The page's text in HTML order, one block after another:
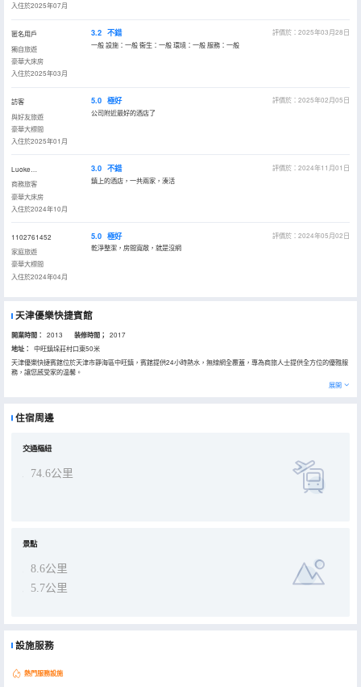
入住於2025年07月
匿名用戶
獨自旅遊
豪華大床房
入住於2025年03月
3.2 不錯
評價於：2025年03月28日
一般 設施：一般 衞生：一般 環境：一般 服務：一般
訪客
與好友旅遊
豪華大標間
入住於2025年01月
5.0 極好
評價於：2025年02月05日
公司附近最好的酒店了
Luoke…
商務旅客
豪華大床房
入住於2024年10月
3.0 不錯
評價於：2024年11月01日
鎮上的酒店，一共兩家，湊活
1102761452
家庭旅遊
豪華大標間
入住於2024年04月
5.0 極好
評價於：2024年05月02日
乾淨整潔，房間寬敞，就是沒網
天津優樂快捷賓館
開業時間： 2013 装修時間； 2017
地址：
中旺鎮垛莊村口東50米
天津優樂快捷賓館位於天津市靜海區中旺鎮，賓館提供24小時熱水，無線網全覆蓋，專為商旅人士提供全方位的優雅服
務，讓您感受家的温馨。
展開
住宿周邊
交通樞紐
74.6公里
景點
8.6公里
5.7公里
設施服務
熱門服務設施